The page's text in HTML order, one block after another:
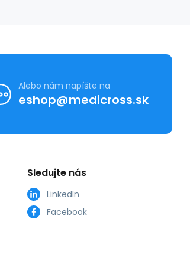
Alebo nám napíšte na
eshop@medicross.sk
Sledujte nás
LinkedIn
Facebook